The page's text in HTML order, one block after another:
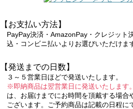
【お支払い方法】
PayPay決済・AmazonPay・クレジット
込・コンビニ払いよりお選びいただけま
【発送までの日数】
３～５営業日ほどで発送いたします。
※即納商品は翌営業日に発送いたします。
は、お届けまでにお時間を頂戴する場合
ございます。ご予約商品は記載の日程に